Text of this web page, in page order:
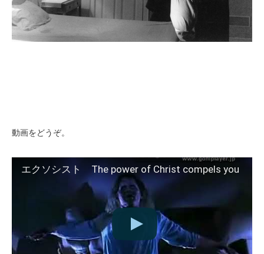
動画をどうぞ。
エクソシスト The power of Christ compels you